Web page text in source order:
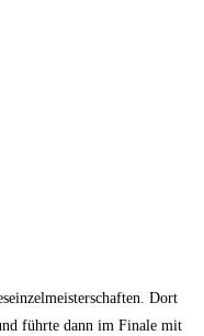
Dort
führte dann im Finale mit